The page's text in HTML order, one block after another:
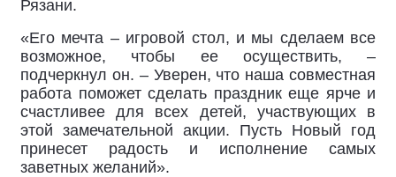
Рязани.
«Его мечта – игровой стол, и мы сделаем все
возможное, чтобы ее осуществить, –
подчеркнул он. – Уверен, что наша совместная
работа поможет сделать праздник еще ярче и
счастливее для всех детей, участвующих в
этой замечательной акции. Пусть Новый год
принесет радость и исполнение самых
заветных желаний».